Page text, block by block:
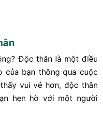
Độc thân là một điều
của bạn thông qua cuộc
vui vẻ hơn, độc thân
hẹn hò với một người